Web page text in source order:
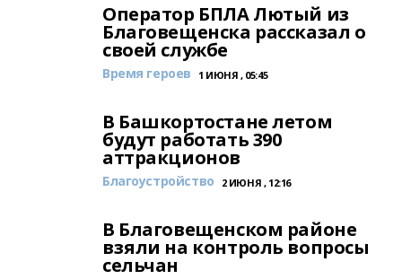
Оператор БПЛА Лютый из
Благовещенска рассказал о
своей службе
Время героев 1 ИЮНЯ , 05:45
В Башкортостане летом
будут работать 390
аттракционов
Благоустройство 2 ИЮНЯ , 12:16
В Благовещенском районе
взяли на контроль вопросы
сельчан